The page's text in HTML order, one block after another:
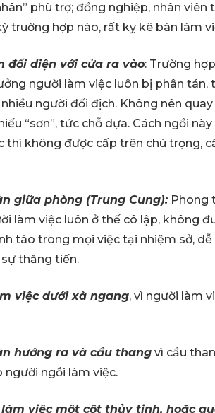
phù trợ; đồng nghiệp, nhân
truờng hợp nào, rất kỵ kê bàn làm
đối diện với cửa ra vào: Trường
người làm việc luôn bị phân tán,
người đối địch. Không nên
“sơn”, tức chỗ dựa. Cách ngồi
thì không được cấp trên chú trọng,
giữa phòng (Trung Cung):Phong
làm việc luôn ở thế cô lập, không
táo trong mọi việc tại nhiệm sở,
thăng tiến.
việc dưới xà ngang, vì người làm
hướng ra và cầu thang vì cầu
người ngồi làm việc.
việc một cột thủy tinh, hoặc